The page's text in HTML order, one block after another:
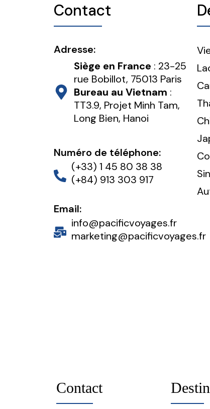
Contact
Adresse:
Siège en France : 23-25
rue Bobillot, 75013 Paris
Bureau au Vietnam :
TT3.9, Projet Minh Tam,
Long Bien, Hanoi
Numéro de téléphone:
(+33) 1 45 80 38 38
(+84) 913 303 917
Email:
info@pacificvoyages.fr
marketing@pacificvoyages.fr
Contact